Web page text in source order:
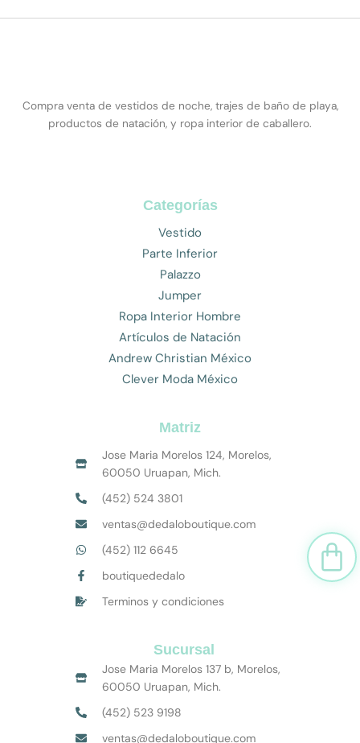
Compra venta de vestidos de noche, trajes de baño de playa,
productos de natación, y ropa interior de caballero.
Categorías
Vestido
Parte Inferior
Palazzo
Jumper
Ropa Interior Hombre
Artículos de Natación
Andrew Christian México
Clever Moda México
Matriz
Jose Maria Morelos 124, Morelos,
60050 Uruapan, Mich.
(452) 524 3801
ventas@dedaloboutique.com
(452) 112 6645
boutiquededalo
Terminos y condiciones
Sucursal
Jose Maria Morelos 137 b, Morelos,
60050 Uruapan, Mich.
(452) 523 9198
ventas@dedaloboutique.com